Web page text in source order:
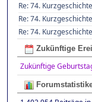
Re: 74.
Re: 74.
Re: 74.
Zukünftige
Zukünftige